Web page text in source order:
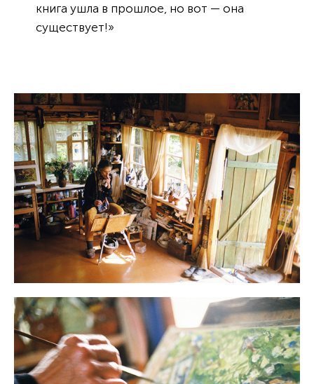
книга ушла в прошлое, но вот — она
существует!»